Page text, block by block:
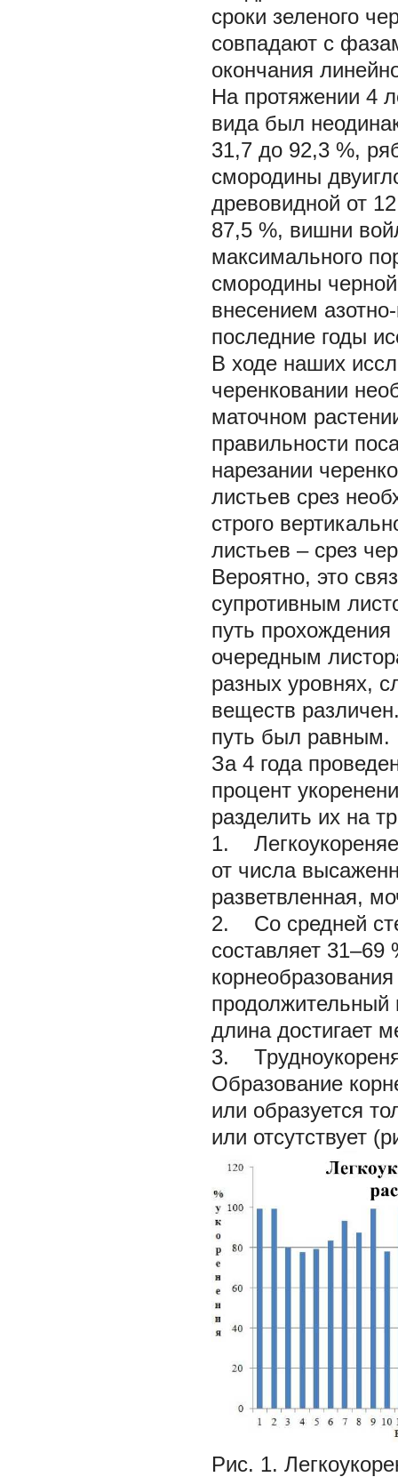
сроки зеленого
совпадают с
окончания
На протяжении 4
вида был
31,7 до 92,3 %,
смородины
древовидной от
87,5 %, вишни
максимального
смородины
внесением
последние годы
В ходе наших
черенковании
маточном
правильности
нарезании
листьев срез
строго
листьев – срез
Вероятно, это
супротивным
путь
очередным
разных уровнях,
веществ
путь был равным.
За 4 года
процент
разделить их на
1.
от числа
разветвленная,
2. Со средней
составляет 31–69
продолжительный
длина достигает
3.
Образование
или образуется
или отсутствует
Рис. 1.